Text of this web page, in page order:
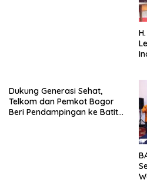
Dukung Generasi Sehat,
Telkom dan Pemkot Bogor
Beri Pendampingan ke Batita